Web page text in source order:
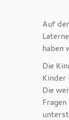
Auf
haben
Die
Kinder
Die